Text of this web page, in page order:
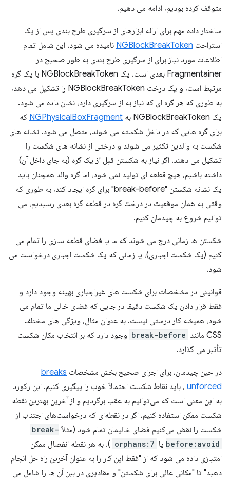
متوقف کرده بودیم، ادامه می دهیم.
ساختار داده مهم برای ارائه ابزارهای از سرگیری طرح بندی پس از یک
استراحت NGBlockBreakToken نامیده می شود. این شامل تمام
اطلاعات مورد نیاز برای از سرگیری طرح بندی به طور صحیح در
Fragmentainer بعدی است. یک NGBlockBreakToken با یک گره
مرتبط است، و یک درخت NGBlockBreakToken را تشکیل می دهد،
به طوری که هر گره ای که نیاز به از سرگیری دارد، نشان داده می شود.
یک NGBlockBreakToken به
NGPhysicalBoxFragment که
برای گره هایی که در داخل شکسته می شوند، متصل می شود. نشانه های
شکست به والدین تکثیر می شوند و درختی از نشانه های شکست را
تشکیل می دهند. اگر نیاز به شکستن قبل از یک گره (به جای داخل آن)
داشته باشیم، هیچ قطعه ای تولید نمی شود، اما گره والد همچنان باید
یک نشانه شکستن "break-before" برای گره ایجاد کند، به طوری که
وقتی به همان موقعیت در درخت گره در قطعه گره بعدی رسیدیم، می
توانیم شروع به چیدمان کنیم.
شکستن ها زمانی درج می شوند که ما یا فضای قطعه سازی را تمام می
کنیم (یک شکست اجباری)، یا زمانی که یک شکست اجباری درخواست می
شود.
قوانینی در مشخصات برای شکست های غیراجباری بهینه وجود دارد و
فقط قرار دادن یک شکست دقیقا در جایی که فضای خالی ما تمام می
شود، همیشه کار درستی نیست. به عنوان مثال، ویژگی های مختلف
CSS مانند
break-before وجود دارد که بر انتخاب مکان شکست
تأثیر می گذارد.
در حین چیدمان، برای اجرای صحیح بخش مشخصات breaks
unforced ، باید نقاط شکست احتمالاً خوب را پیگیری کنیم. این رکورد
به این معنی است که می‌توانیم به عقب برگردیم و از آخرین بهترین نقطه
شکست ممکن استفاده کنیم، اگر در نقطه‌ای که درخواست‌های اجتناب از
شکست را نقض می‌کنیم فضای خالیمان تمام شود (مثلاً break-
before:avoid یا orphans:7 ). به هر نقطه انفصال ممکن
امتیازی داده می شود که از "فقط این کار را به عنوان آخرین راه حل انجام
دهید" تا "مکانی عالی برای شکستن" و مقادیری در بین آن ها را شامل می